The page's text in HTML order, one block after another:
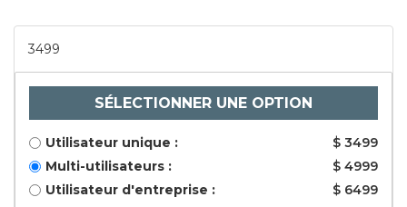
3499
SÉLECTIONNER UNE OPTION
Utilisateur unique :
$ 3499
Multi-utilisateurs :
$ 4999
Utilisateur d'entreprise :
$ 6499